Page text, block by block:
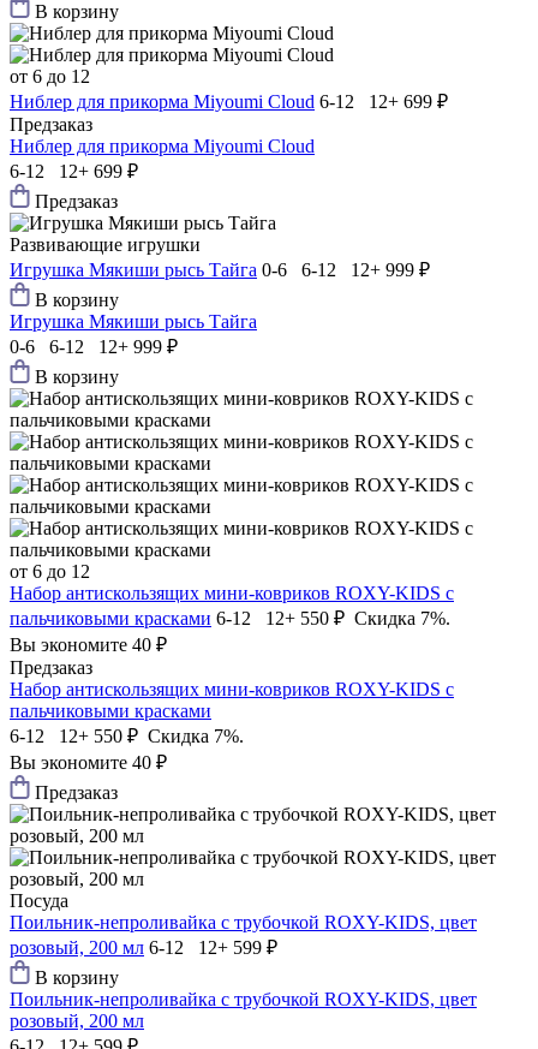
В корзину
от 6 до 12
Ниблер для прикорма Мiyoumi Cloud 6-12 12+ 699 ₽
Предзаказ
Ниблер для прикорма Мiyoumi Cloud
6-12 12+ 699 ₽
Предзаказ
Развивающие игрушки
Игрушка Мякиши рысь Тайга 0-6 6-12 12+ 999 ₽
В корзину
Игрушка Мякиши рысь Тайга
0-6 6-12 12+ 999 ₽
В корзину
от 6 до 12
Набор антискользящих мини-ковриков ROXY-KIDS c
пальчиковыми красками 6-12 12+ 550 ₽ Скидка 7%.
Вы экономите 40 ₽
Предзаказ
Набор антискользящих мини-ковриков ROXY-KIDS c
пальчиковыми красками
6-12 12+ 550 ₽ Скидка 7%.
Вы экономите 40 ₽
Предзаказ
Посуда
Поильник-непроливайка с трубочкой ROXY-KIDS, цвет
розовый, 200 мл 6-12 12+ 599 ₽
В корзину
Поильник-непроливайка с трубочкой ROXY-KIDS, цвет
розовый, 200 мл